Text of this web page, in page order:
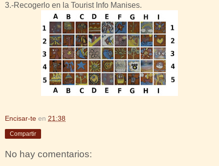
3.-Recogerlo en la Tourist Info Manises.
Encisar-te en 21:38
Compartir
No hay comentarios: